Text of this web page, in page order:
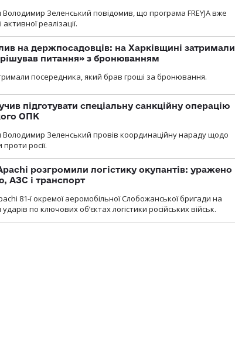
Зеленський повідомив, що програма FREYJA вже
реалізації.
на держпосадовців: на Харківщині затримали
питання» з бронюванням
посередника, який брав гроші за бронювання.
підготувати спеціальну санкційну операцію
ОПК
Володимир Зеленський провів координаційну нараду щодо
проти росії.
розгромили логістику окупантів: уражено
АЗС і транспорт
81-ї окремої аеромобільної Слобожанської бригади на
по ключових об’єктах логістики російських військ.